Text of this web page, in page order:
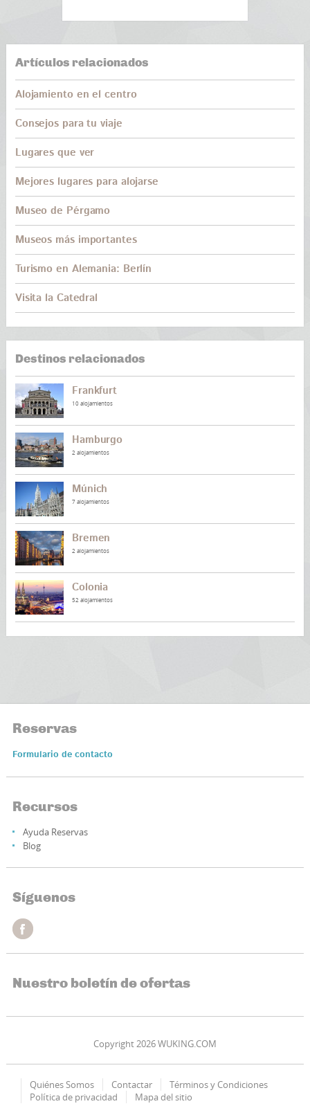
Artículos relacionados
Alojamiento en el centro
Consejos para tu viaje
Lugares que ver
Mejores lugares para alojarse
Museo de Pérgamo
Museos más importantes
Turismo en Alemania: Berlín
Visita la Catedral
Destinos relacionados
Frankfurt
10 alojamientos
Hamburgo
2 alojamientos
Múnich
7 alojamientos
Bremen
2 alojamientos
Colonia
52 alojamientos
Reservas
Formulario de contacto
Recursos
Ayuda Reservas
Blog
Síguenos
Nuestro boletín de ofertas
Copyright 2026 WUKING.COM
Quiénes Somos Contactar
Términos y Condiciones
Política de privacidad
Mapa del sitio